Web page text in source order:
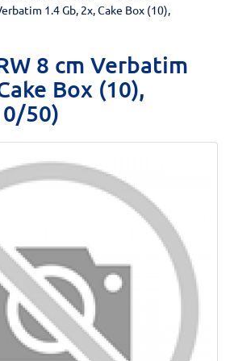
1.4 Gb, 2x, Cake Box (10),
8 cm Verbatim
Box (10),
50)